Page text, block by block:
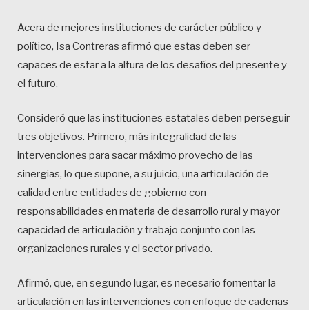
Acera de mejores instituciones de carácter público y
político, Isa Contreras afirmó que estas deben ser
capaces de estar a la altura de los desafíos del presente y
el futuro.
Consideró que las instituciones estatales deben perseguir
tres objetivos. Primero, más integralidad de las
intervenciones para sacar máximo provecho de las
sinergias, lo que supone, a su juicio, una articulación de
calidad entre entidades de gobierno con
responsabilidades en materia de desarrollo rural y mayor
capacidad de articulación y trabajo conjunto con las
organizaciones rurales y el sector privado.
Afirmó, que, en segundo lugar, es necesario fomentar la
articulación en las intervenciones con enfoque de cadenas